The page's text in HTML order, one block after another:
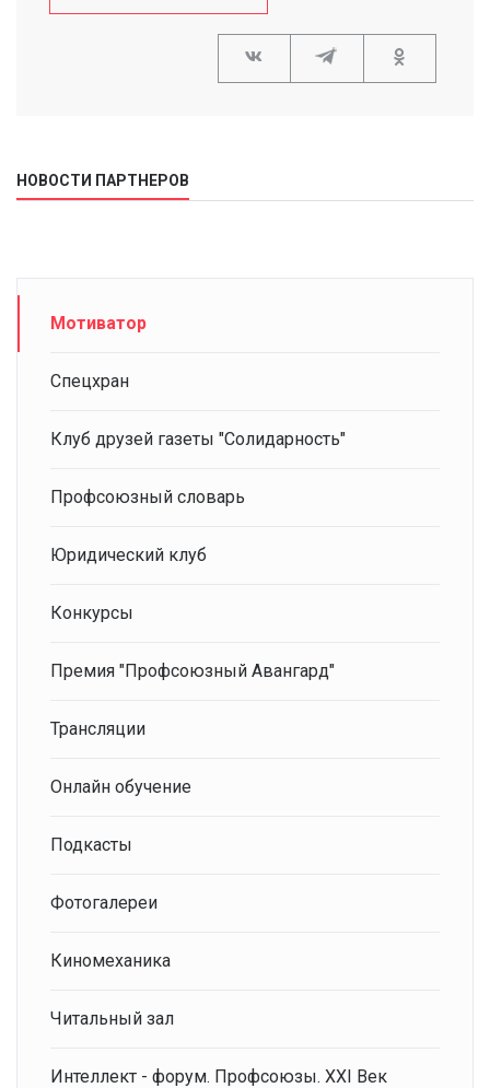
НОВОСТИ ПАРТНЕРОВ
Мотиватор
Спецхран
Клуб друзей газеты "Солидарность"
Профсоюзный словарь
Юридический клуб
Конкурсы
Премия "Профсоюзный Авангард"
Трансляции
Онлайн обучение
Подкасты
Фотогалереи
Киномеханика
Читальный зал
Интеллект - форум. Профсоюзы. XXI Век